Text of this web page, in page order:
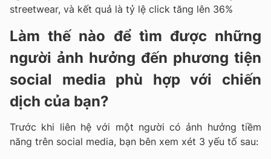
streetwear, và kết quả là tỷ lệ click tăng lên 36%
Làm thế nào để tìm được những
người ảnh hưởng đến phương tiện
social media phù hợp với chiến
dịch của bạn?
Trước khi liên hệ với một người có ảnh hưởng tiềm
năng trên social media, bạn bên xem xét 3 yếu tố sau: